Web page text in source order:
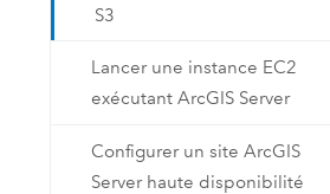
S3
Lancer une instance EC2
exécutant ArcGIS Server
Configurer un site ArcGIS
Server haute disponibilité